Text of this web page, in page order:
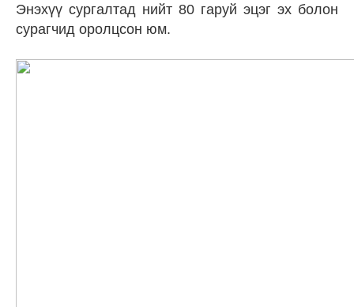
Энэхүү сургалтад нийт 80 гаруй эцэг эх болон
сурагчид оролцсон юм.